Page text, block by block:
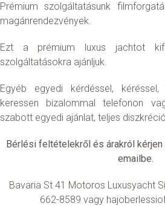
Prémium szolgáltatásunk
magánrendezvények.
Ezt a prémium luxus jachtot
szolgáltatásokra ajánljuk.
Egyéb egyedi kérdéssel, kéréssel,
keressen bizalommal telefonon
szabott egyedi ajánlat, teljes
Bérlési feltételekről és árakról
emailbe.
Bavaria St 41 Motoros Luxusyacht
662-8589 vagy